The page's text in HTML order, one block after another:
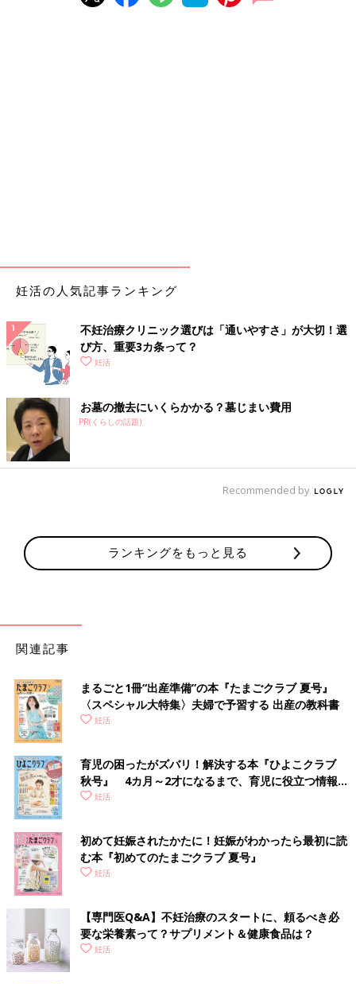
妊活の人気記事ランキング
不妊治療クリニック選びは「通いやすさ」が大切！選
び方、重要3カ条って？
妊活
お墓の撤去にいくらかかる？墓じまい費用
PR(くらしの話題)
Recommended by
ランキングをもっと見る
関連記事
まるごと1冊“出産準備”の本『たまごクラブ 夏号』
〈スペシャル大特集〉夫婦で予習する 出産の教科書
妊活
育児の困ったがズバリ！解決する本『ひよこクラブ
秋号』 4カ月～2才になるまで、育児に役立つ情報が
いっぱい！
妊活
初めて妊娠されたかたに！妊娠がわかったら最初に読
む本『初めてのたまごクラブ 夏号』
妊活
【専門医Q&A】不妊治療のスタートに、頼るべき必
要な栄養素って？サプリメント＆健康食品は？
妊活